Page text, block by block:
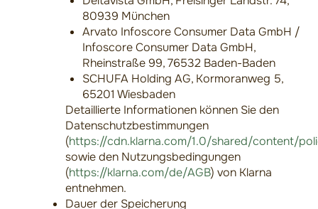
80939 München
Arvato Infoscore Consumer Data GmbH /
Infoscore Consumer Data GmbH,
Rheinstraße 99, 76532 Baden-Baden
SCHUFA Holding AG, Kormoranweg 5,
65201 Wiesbaden
Detaillierte Informationen können Sie den
Datenschutzbestimmungen
(https://cdn.klarna.com/1.0/shared/content/
sowie den Nutzungsbedingungen
(https://klarna.com/de/AGB) von Klarna
entnehmen.
Dauer der Speicherung